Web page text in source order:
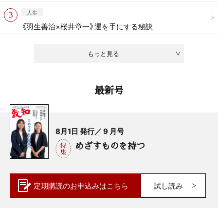
もっと見る
人生
《羽生善治×桜井章一》運を手にする秘訣
最新号
8月1日 発行／ 9 月号
めざすものを持つ
定期購読のお申込みはこちら 試し読み